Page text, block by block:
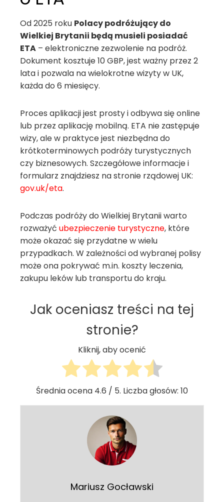
Od 2025 roku Polacy podróżujący do
Wielkiej Brytanii będą musieli posiadać
ETA – elektroniczne zezwolenie na podróż.
Dokument kosztuje 10 GBP, jest ważny przez 2
lata i pozwala na wielokrotne wizyty w UK,
każda do 6 miesięcy.
Proces aplikacji jest prosty i odbywa się online
lub przez aplikację mobilną. ETA nie zastępuje
wizy, ale w praktyce jest niezbędna do
krótkoterminowych podróży turystycznych
czy biznesowych. Szczegółowe informacje i
formularz znajdziesz na stronie rządowej UK:
gov.uk/eta.
Podczas podróży do Wielkiej Brytanii warto
rozważyć ubezpieczenie turystyczne, które
może okazać się przydatne w wielu
przypadkach. W zależności od wybranej polisy
może ona pokrywać m.in. koszty leczenia,
zakupu leków lub transportu do kraju.
Jak oceniasz treści na tej
stronie?
Kliknij, aby ocenić
Średnia ocena 4.6 / 5. Liczba głosów: 10
Mariusz Gocławski